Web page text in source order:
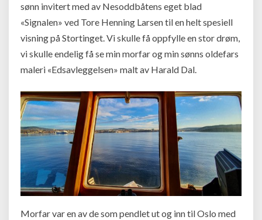
sønn invitert med av Nesoddbåtens eget blad
«Signalen» ved Tore Henning Larsen til en helt spesiell
visning på Stortinget. Vi skulle få oppfylle en stor drøm,
vi skulle endelig få se min morfar og min sønns oldefars
maleri «Edsavleggelsen» malt av Harald Dal.
Morfar var en av de som pendlet ut og inn til Oslo med